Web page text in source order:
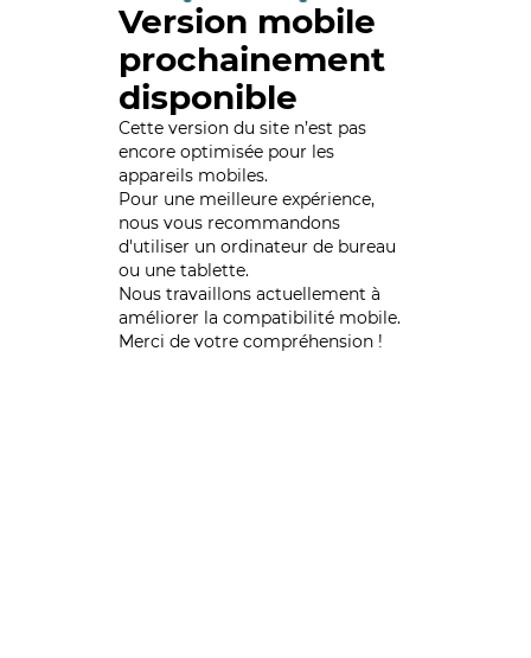
Version mobile
prochainement
disponible
Cette version du site n’est pas
encore optimisée pour les
appareils mobiles.
Pour une meilleure expérience,
nous vous recommandons
d'utiliser un ordinateur de bureau
ou une tablette.
Nous travaillons actuellement à
améliorer la compatibilité mobile.
Merci de votre compréhension !